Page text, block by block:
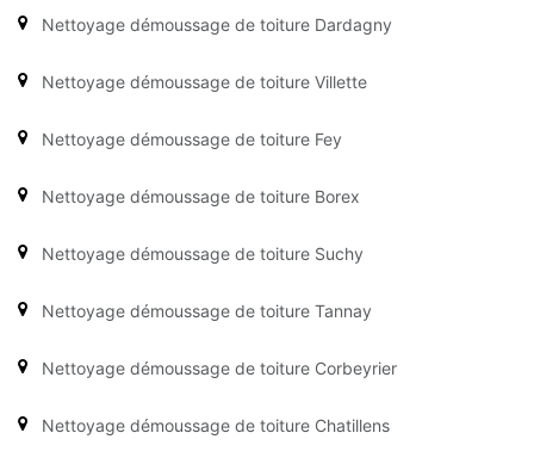
Nettoyage démoussage de toiture Dardagny
Nettoyage démoussage de toiture Villette
Nettoyage démoussage de toiture Fey
Nettoyage démoussage de toiture Borex
Nettoyage démoussage de toiture Suchy
Nettoyage démoussage de toiture Tannay
Nettoyage démoussage de toiture Corbeyrier
Nettoyage démoussage de toiture Chatillens